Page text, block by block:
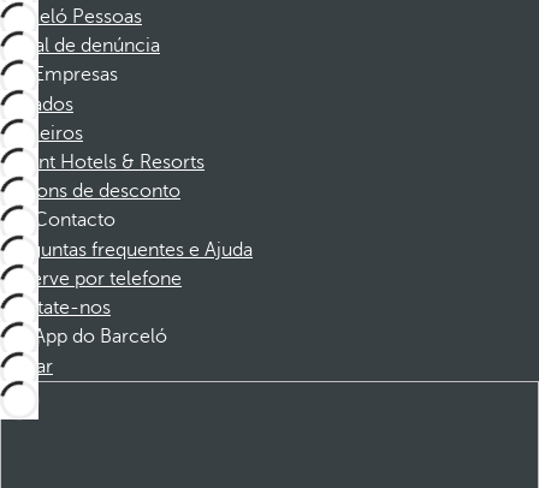
Barceló Pessoas
Canal de denúncia
Empresas
Afiliados
Parceiros
Dorint Hotels & Resorts
Cupons de desconto
Contacto
Perguntas frequentes e Ajuda
Reserve por telefone
Contate-nos
App do Barceló
Baixar